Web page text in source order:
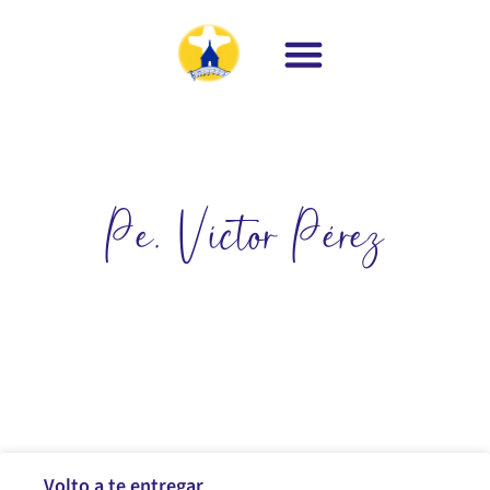
Pe. Víctor Pérez